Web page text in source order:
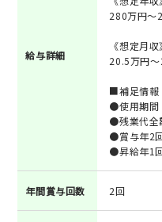
給与詳細
280万円～
《想定月収
20.5万円
■補足情報
●使用期間
●残業代全
●賞与年2
●昇給年1
年間賞与回数 2回